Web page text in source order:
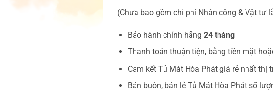
(Chưa bao gồm chi phí Nhân công & Vật tư
Bảo hành chính hãng 24 tháng
Thanh toán thuận tiện, bằng tiền mặt
Cam kết Tủ Mát Hòa Phát giá rẻ nhất thị
Bán buôn, bán lẻ Tủ Mát Hòa Phát số